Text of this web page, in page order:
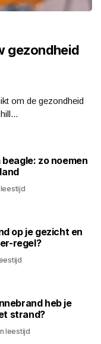
gezondheid
om de gezondheid
zo noemen
leestijd
op je gezicht en
regel?
heb je
strand?
leestijd